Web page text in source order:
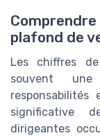
plafond de
Les chiffres
souvent
significative
dirigeantes